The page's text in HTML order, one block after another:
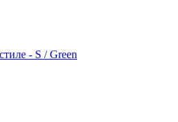
- S / Green